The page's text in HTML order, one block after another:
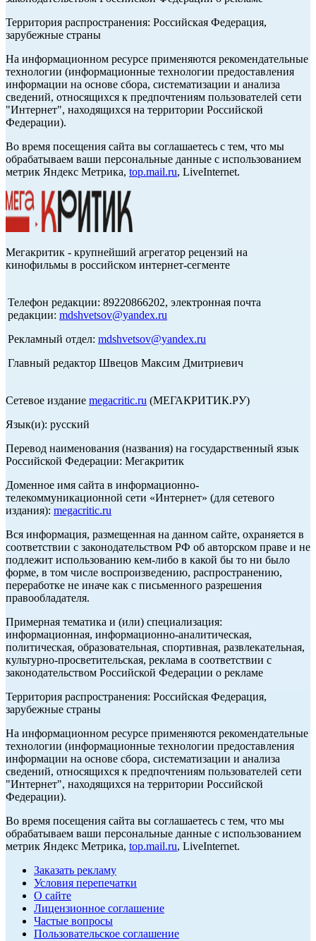
Территория распространения: Российская Федерация,
зарубежные страны
На информационном ресурсе применяются рекомендательные
технологии (информационные технологии предоставления
информации на основе сбора, систематизации и анализа
сведений, относящихся к предпочтениям пользователей сети
"Интернет", находящихся на территории Российской
Федерации).
Во время посещения сайта вы соглашаетесь с тем, что мы
обрабатываем ваши персональные данные с использованием
метрик Яндекс Метрика, top.mail.ru, LiveInternet.
Мегакритик - крупнейший агрегатор рецензий на
кинофильмы в российском интернет-сегменте
Телефон редакции: 89220866202, электронная почта
редакции: mdshvetsov@yandex.ru
Рекламный отдел: mdshvetsov@yandex.ru
Главный редактор Швецов Максим Дмитриевич
Сетевое издание megacritic.ru (МЕГАКРИТИК.РУ)
Язык(и): русский
Перевод наименования (названия) на государственный язык
Российской Федерации: Мегакритик
Доменное имя сайта в информационно-
телекоммуникационной сети «Интернет» (для сетевого
издания): megacritic.ru
Вся информация, размещенная на данном сайте, охраняется в
соответствии с законодательством РФ об авторском праве и не
подлежит использованию кем-либо в какой бы то ни было
форме, в том числе воспроизведению, распространению,
переработке не иначе как с письменного разрешения
правообладателя.
Примерная тематика и (или) специализация:
информационная, информационно-аналитическая,
политическая, образовательная, спортивная, развлекательная,
культурно-просветительская, реклама в соответствии с
законодательством Российской Федерации о рекламе
Территория распространения: Российская Федерация,
зарубежные страны
На информационном ресурсе применяются рекомендательные
технологии (информационные технологии предоставления
информации на основе сбора, систематизации и анализа
сведений, относящихся к предпочтениям пользователей сети
"Интернет", находящихся на территории Российской
Федерации).
Во время посещения сайта вы соглашаетесь с тем, что мы
обрабатываем ваши персональные данные с использованием
метрик Яндекс Метрика, top.mail.ru, LiveInternet.
Заказать рекламу
Условия перепечатки
О сайте
Лицензионное соглашение
Частые вопросы
Пользовательское соглашение